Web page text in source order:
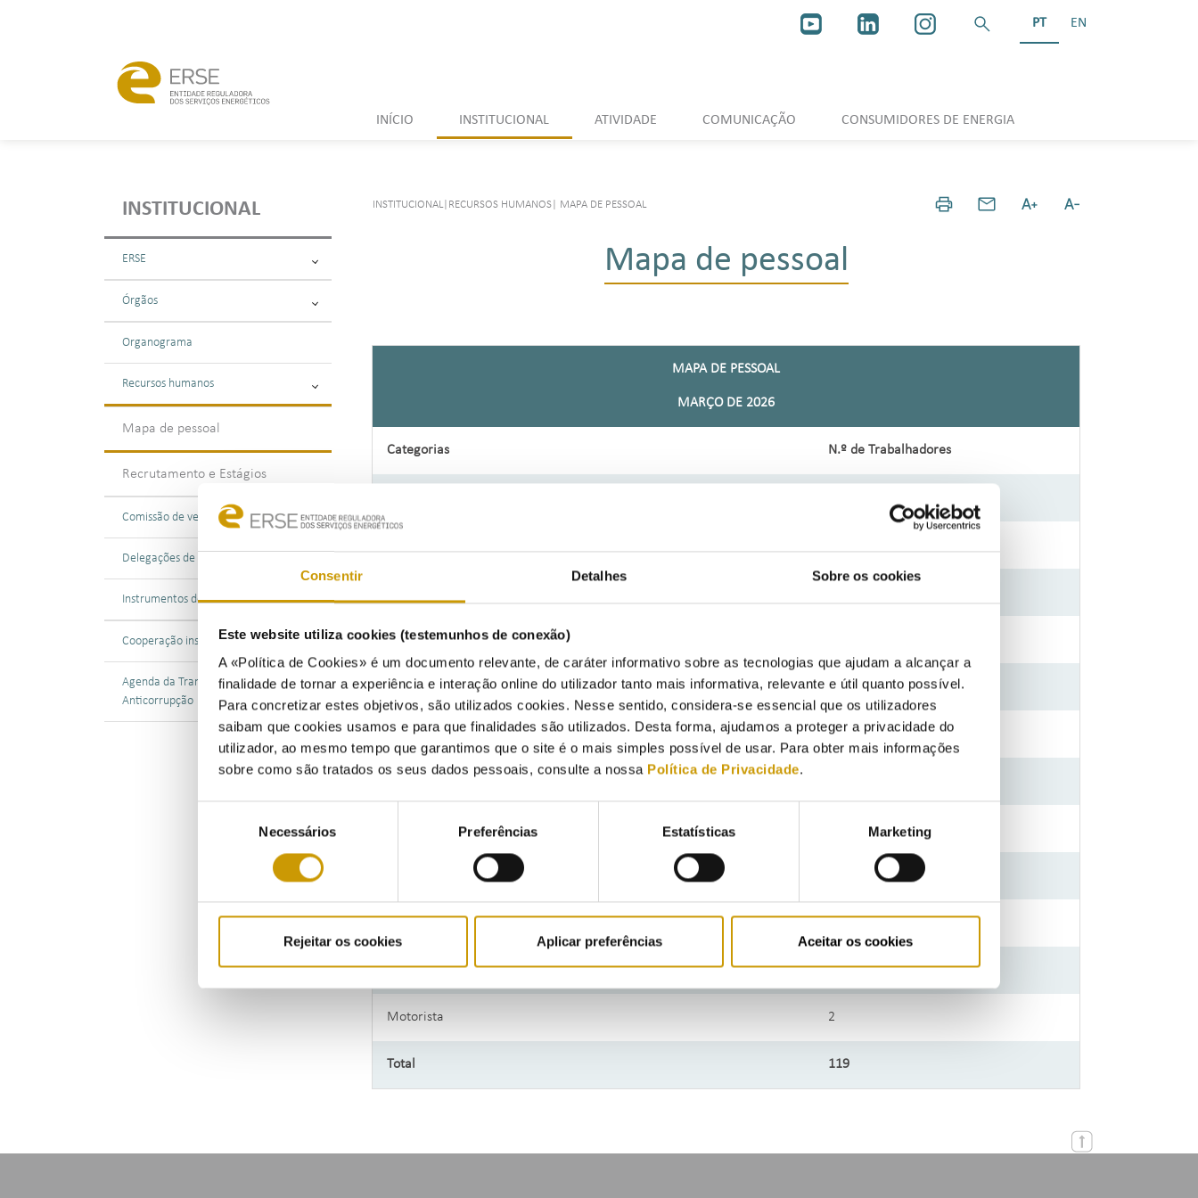
Consentir Detalhes Sobre os cookies
Este website utiliza cookies (testemunhos de conexão)
A «Política de Cookies» é um documento relevante, de caráter informativo sobre as tecnologias que ajudam a alcançar a
finalidade de tornar a experiência e interação online do utilizador tanto mais informativa, relevante e útil quanto possível.
Para concretizar estes objetivos, são utilizados cookies. Nesse sentido, considera-se essencial que os utilizadores
saibam que cookies usamos e para que finalidades são utilizados. Desta forma, ajudamos a proteger a privacidade do
utilizador, ao mesmo tempo que garantimos que o site é o mais simples possível de usar. Para obter mais informações
sobre como são tratados os seus dados pessoais, consulte a nossa Política de Privacidade.
consentimento
Necessários Preferências Estatísticas Marketing
Rejeitar os cookies Aplicar preferências Aceitar os cookies
PT EN
INÍCIO INSTITUCIONAL ATIVIDADE COMUNICAÇÃO CONSUMIDORES DE ENERGIA
INSTITUCIONAL
ERSE
Órgãos
Organograma
Recursos humanos
Mapa de pessoal
Recrutamento e Estágios
Comissão de vencimentos
Delegações de poderes
Instrumentos de gestão
Cooperação institucional
Agenda da Transparência e
Anticorrupção
INSTITUCIONAL RECURSOS HUMANOS MAPA DE PESSOAL
Mapa de pessoal
MAPA DE PESSOAL
MARÇO DE 2026
Categorias N.º de Trabalhadores
Consultor de Direção
Assessor 19
Especialista 32
Técnico Superior
Assistente Administrativo
Técnico de Gestão Administrativa
Técnico de Informática 3
Técnico Administrativo 2
Motorista 2
Total 119